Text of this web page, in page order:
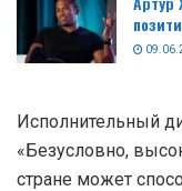
Исполнительный
«Безусловно,
стране может